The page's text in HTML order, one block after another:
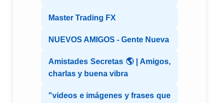
Master Trading FX
NUEVOS AMIGOS - Gente Nueva
Amistades Secretas 🌎 | Amigos,
charlas y buena vibra
"videos e imágenes y frases que